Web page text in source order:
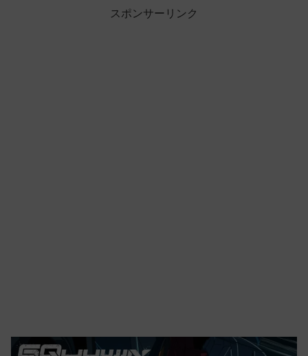
スポンサーリンク